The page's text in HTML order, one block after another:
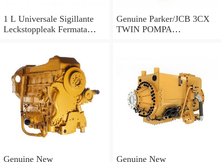
1 L Universale Sigillante
Leckstoppleak Fermata
Genuine Parker/JCB 3CX
TWIN POMPA
Genuine New Genuine New